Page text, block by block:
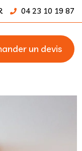
04 23 10 19 87
un devis